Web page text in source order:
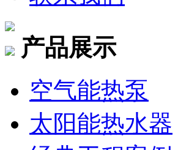
产品展示
空气能热泵
太阳能热水器